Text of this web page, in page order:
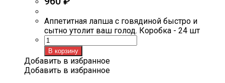
Аппетитная лапша с говядиной быстро и
сытно утолит ваш голод. Коробка - 24 шт
Количество
товара
Лапша
с
говядиной
В корзину
Добавить в избранное
Добавить в избранное